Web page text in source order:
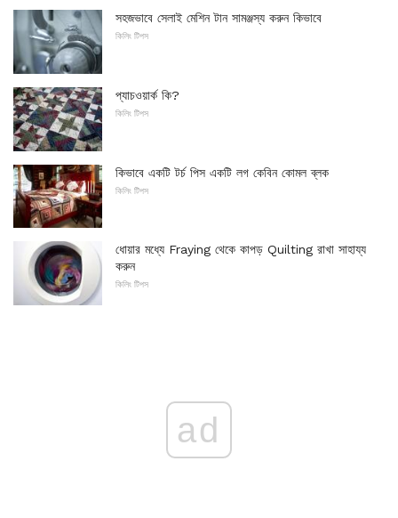
সহজভাবে সেলাই মেশিন টান সামঞ্জস্য করুন কিভাবে
কিলিং টিপস
প্যাচওয়ার্ক কি?
কিলিং টিপস
কিভাবে একটি টর্চ পিস একটি লগ কেবিন কোমল ব্লক
কিলিং টিপস
ধোয়ার মধ্যে Fraying থেকে কাপড় Quilting রাখা সাহায্য
করুন
কিলিং টিপস
ad